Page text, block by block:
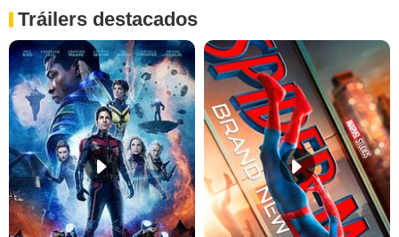
Tráilers destacados